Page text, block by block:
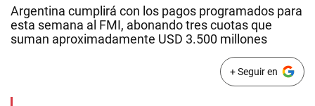
Argentina cumplirá con los pagos programados para
esta semana al FMI, abonando tres cuotas que
suman aproximadamente USD 3.500 millones
+ Seguir en